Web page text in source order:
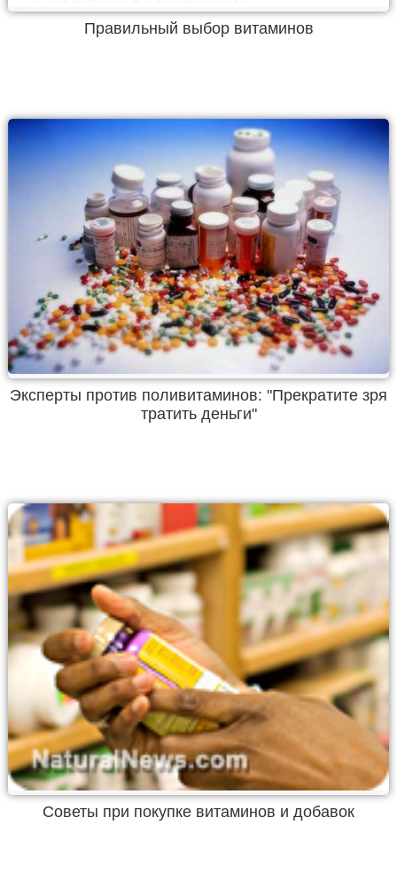
Правильный выбор витаминов
Эксперты против поливитаминов: "Прекратите зря
тратить деньги"
Советы при покупке витаминов и добавок